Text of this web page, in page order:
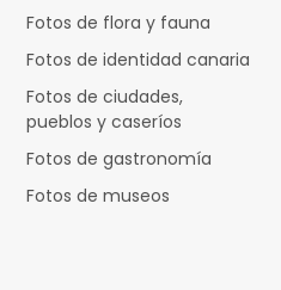
Fotos de flora y fauna
Fotos de identidad canaria
Fotos de ciudades,
pueblos y caseríos
Fotos de gastronomía
Fotos de museos